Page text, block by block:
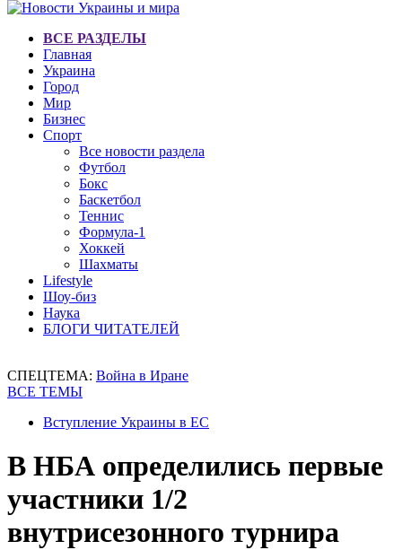
ВСЕ РАЗДЕЛЫ
Главная
Украина
Город
Мир
Бизнес
Спорт
Все новости раздела
Футбол
Бокс
Баскетбол
Теннис
Формула-1
Хоккей
Шахматы
Lifestyle
Шоу-биз
Наука
БЛОГИ ЧИТАТЕЛЕЙ
СПЕЦТЕМА: Война в Иране
ВСЕ ТЕМЫ
Вступление Украины в ЕС
В НБА определились первые
участники 1/2
внутрисезонного турнира